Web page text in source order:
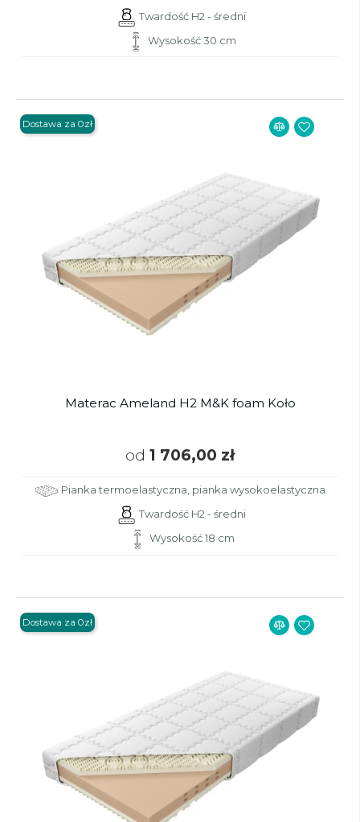
Twardość H2 - średni
Wysokość 30 cm
Materac Ameland H2 M&K foam Koło
od 1 706,00 zł
Pianka termoelastyczna, pianka wysokoelastyczna
Twardość H2 - średni
Wysokość 18 cm
Dostawa za 0zł
Dostawa za 0zł